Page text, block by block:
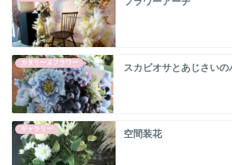
カタリーヌフラワー スカビオサとあじさい
ギャラリー 空間装花